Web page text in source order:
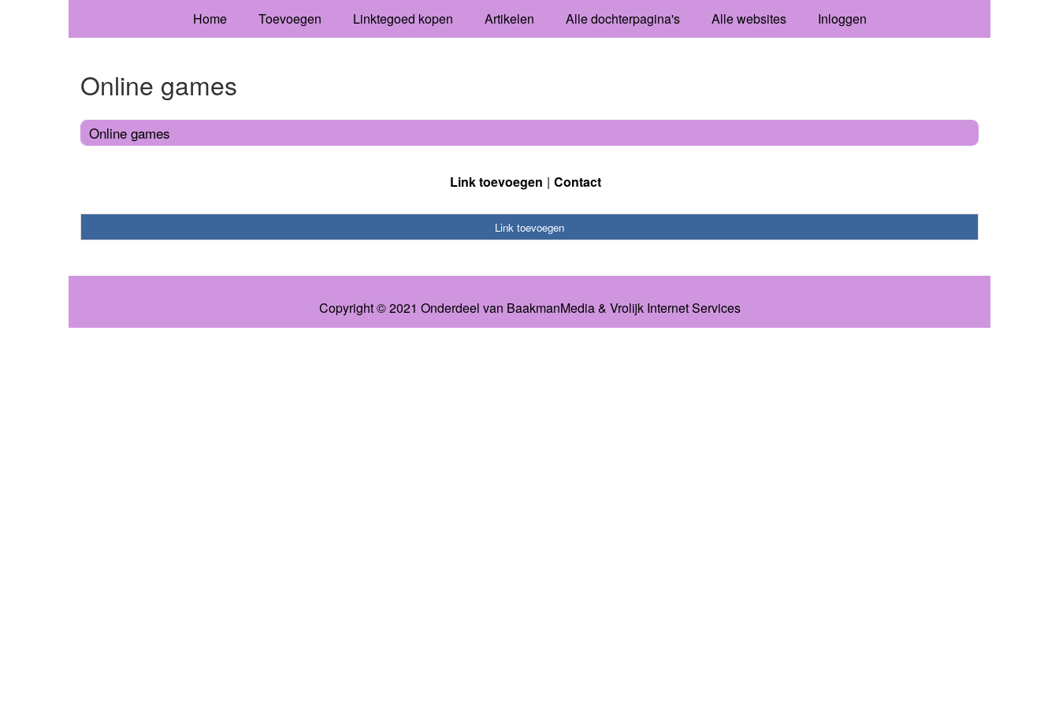
Home Toevoegen Linktegoed kopen Artikelen Alle dochterpagina's Alle websites Inloggen
Online games
Online games
Link toevoegen Contact
Link toevoegen
Copyright © 2021 Onderdeel van BaakmanMedia& Vrolijk Internet Services